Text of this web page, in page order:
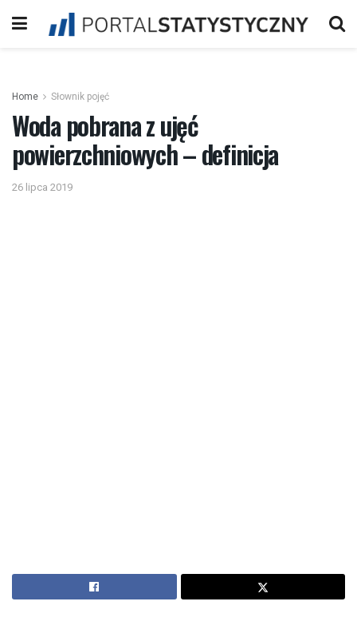
Home Słownik pojęć
Woda pobrana z ujęć
powierzchniowych – definicja
26 lipca 2019